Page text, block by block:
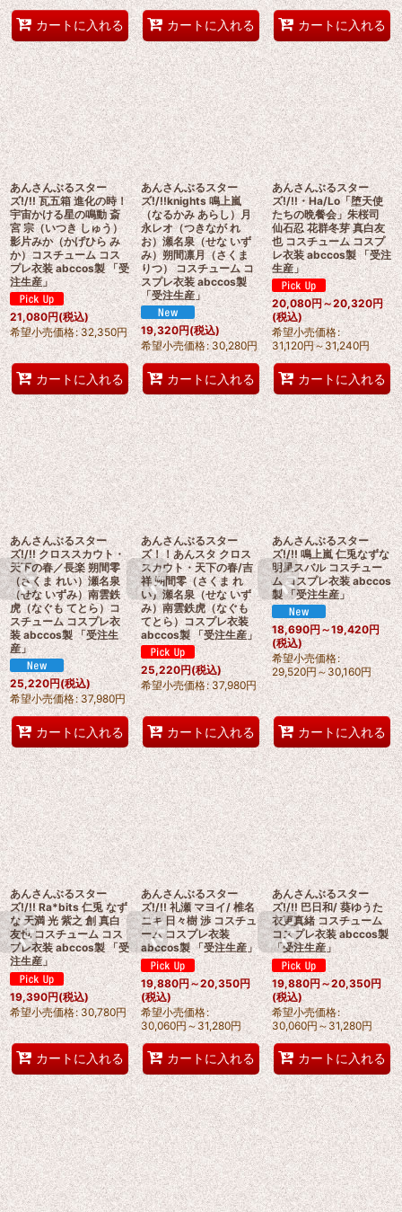
カートに入れる カートに入れる カートに入れる
あんさんぶるスター
ズ!/!! 瓦五箱 進化の時！
宇宙かける星の鳴動 斎
宮 宗（いつき しゅう）
影片みか（かげひら み
か）コスチューム コス
プレ衣装 abccos製 「受
注生産」
21,080円(税込)
希望小売価格: 32,350円
カートに入れる
あんさんぶるスター
ズ!/!!knights 鳴上嵐
（なるかみ あらし）月
永レオ（つきなが れ
お）瀬名泉（せな いず
み）朔間凛月（さくま
りつ） コスチューム コ
スプレ衣装 abccos製
「受注生産」
19,320円(税込)
希望小売価格: 30,280円
カートに入れる
あんさんぶるスター
ズ!/!!・Ha/Lo「堕天使
たちの晩餐会」朱桜司
仙石忍 花群冬芽 真白友
也 コスチューム コスプ
レ衣装 abccos製 「受注
生産」
20,080円～20,320円
(税込)
希望小売価格:
31,120円～31,240円
カートに入れる
あんさんぶるスター
ズ!/!! クロススカウト・
天下の春／長楽 朔間零
（さくま れい）瀬名泉
（せな いずみ）南雲鉄
虎（なぐも てとら）コ
スチューム コスプレ衣
装 abccos製 「受注生
産」
25,220円(税込)
希望小売価格: 37,980円
カートに入れる
あんさんぶるスター
ズ！！あんスタ クロス
スカウト・天下の春/吉
祥 朔間零（さくま れ
い）瀬名泉（せな いず
み）南雲鉄虎（なぐも
てとら）コスプレ衣装
abccos製 「受注生産」
25,220円(税込)
希望小売価格: 37,980円
カートに入れる
あんさんぶるスター
ズ!/!! 鳴上嵐 仁兎なずな
明星スバル コスチュー
ム コスプレ衣装 abccos
製 「受注生産」
18,690円～19,420円
(税込)
希望小売価格:
29,520円～30,160円
カートに入れる
あんさんぶるスター
ズ!/!! Ra*bits 仁兎 なず
な 天満 光 紫之 創 真白
友也 コスチューム コス
プレ衣装 abccos製 「受
注生産」
19,390円(税込)
希望小売価格: 30,780円
カートに入れる
あんさんぶるスター
ズ!/!! 礼瀬 マヨイ/ 椎名
ニキ 日々樹 渉 コスチュ
ーム コスプレ衣装
abccos製 「受注生産」
19,880円～20,350円
(税込)
希望小売価格:
30,060円～31,280円
カートに入れる
あんさんぶるスター
ズ!/!! 巴日和/ 葵ゆうた
衣更真緒 コスチューム
コスプレ衣装 abccos製
「受注生産」
19,880円～20,350円
(税込)
希望小売価格:
30,060円～31,280円
カートに入れる